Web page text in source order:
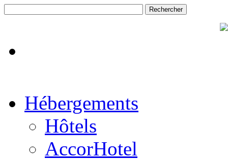
Hébergements
Hôtels
AccorHotel